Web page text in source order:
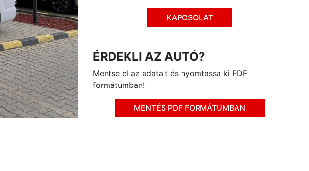
KAPCSOLAT
ÉRDEKLI AZ AUTÓ?
Mentse el az adatait és nyomtassa ki PDF
formátumban!
MENTÉS PDF FORMÁTUMBAN